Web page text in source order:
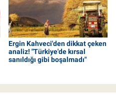
Ergin Kahveci'den dikkat çeken
analiz! "Türkiye'de kırsal
sanıldığı gibi boşalmadı"